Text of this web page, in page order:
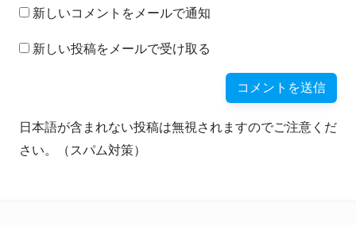
新しいコメントをメールで通知
新しい投稿をメールで受け取る
日本語が含まれない投稿は無視されますのでご注意くだ
さい。（スパム対策）